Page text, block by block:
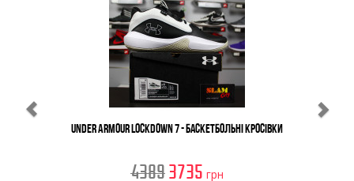
Under Armour Lockdown 7 - Баскетбольні Кросівки
43893735 грн